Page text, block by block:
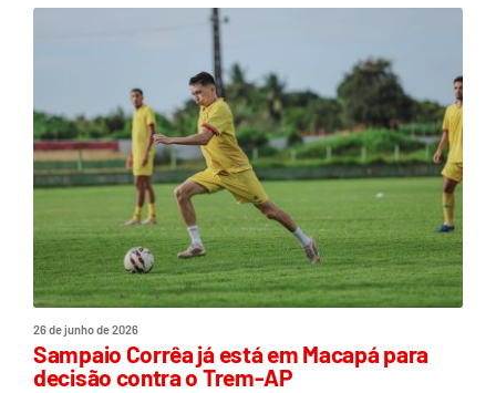
26 de junho de 2026
Sampaio Corrêa já está em Macapá para
decisão contra o Trem-AP